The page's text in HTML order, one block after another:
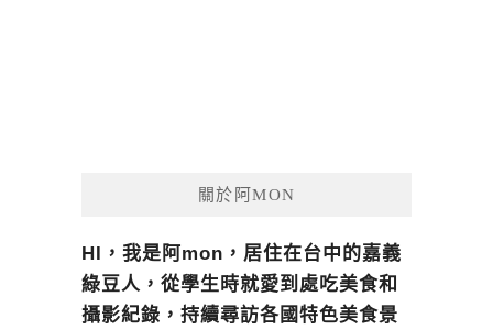
關於阿MON
HI，我是阿mon，居住在台中的嘉義
綠豆人，從學生時就愛到處吃美食和
攝影紀錄，持續尋訪各國特色美食景